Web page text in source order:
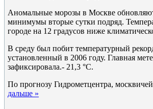
Аномальные морозы в Москве
минимумы вторые сутки подряд.
городе на 12 градусов ниже
В среду был побит температурный
установленный в 2006 году. Главная
зафиксировала.- 21,3 °C.
По прогнозу Гидрометцентра,
дальше »